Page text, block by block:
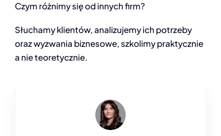
Czym różnimy się od innych firm?
Słuchamy klientów, analizujemy ich potrzeby
oraz wyzwania biznesowe, szkolimy praktycznie
a nie teoretycznie.